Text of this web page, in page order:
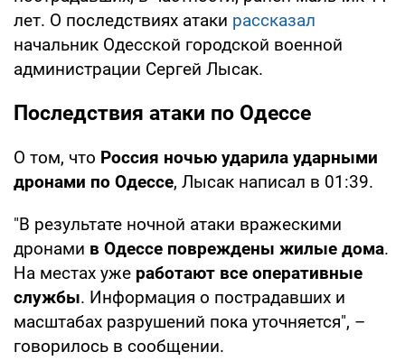
лет. О последствиях атаки рассказал
начальник Одесской городской военной
администрации Сергей Лысак.
Последствия атаки по Одессе
О том, что Россия ночью ударила ударными
дронами по Одессе, Лысак написал в 01:39.
"В результате ночной атаки вражескими
дронами в Одессе повреждены жилые дома.
На местах уже работают все оперативные
службы. Информация о пострадавших и
масштабах разрушений пока уточняется", –
говорилось в сообщении.